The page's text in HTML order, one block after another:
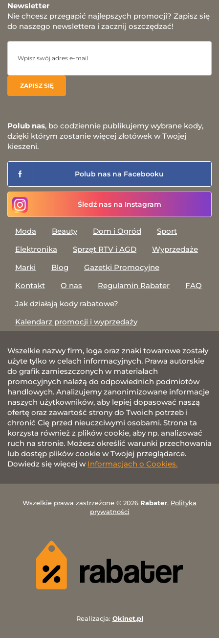
Newsletter
Nie chcesz przegapić najlepszych promocji? Zapisz się
do naszego newslettera i zacznij oszczędzać!
Polub nas, bo codziennie publikujemy wybrane kody,
dzięki którym zostanie więcej złotówek w Twojej
kieszeni.
Polub nas na Facebooku
Śledź nas na Instagram
Moda Beauty Dom i Ogród
Sport
Elektronika
Sprzęt RTV i AGD
Wyprzedaże
Marki
Blog
Gazetki Promocyjne
Kontakt
O nas Regulamin Rabater
FAQ
Jak działają kody rabatowe?
Kalendarz promocji i wyprzedaży
Wszelkie nazwy firm, loga oraz znaki towarowe zostały
użyte tylko w celach informacyjnych. Prawa autorskie
do grafik zamieszczonych w materiałach
promocyjnych należą do odpowiednich podmiotów
handlowych. Analizujemy zanonimizowane informacje
naszych użytkowników, aby lepiej dopasować naszą
ofertę oraz zawartość strony do Twoich potrzeb i
chronić Cię przed nieuczciwymi osobami. Strona ta
korzysta również z plików cookie, aby np. analizować
ruch na stronie. Możesz określić warunki przechowania
lub dostęp plików cookie w Twojej przeglądarce.
Dowiedz się więcej w Informacjach o Cookies.
Wszelkie prawa zastrzeżone © 2026 Rabater. Polityka
prywatności
Realizacja: Okinet.pl